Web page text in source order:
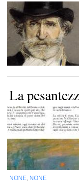
La
NONE NONE